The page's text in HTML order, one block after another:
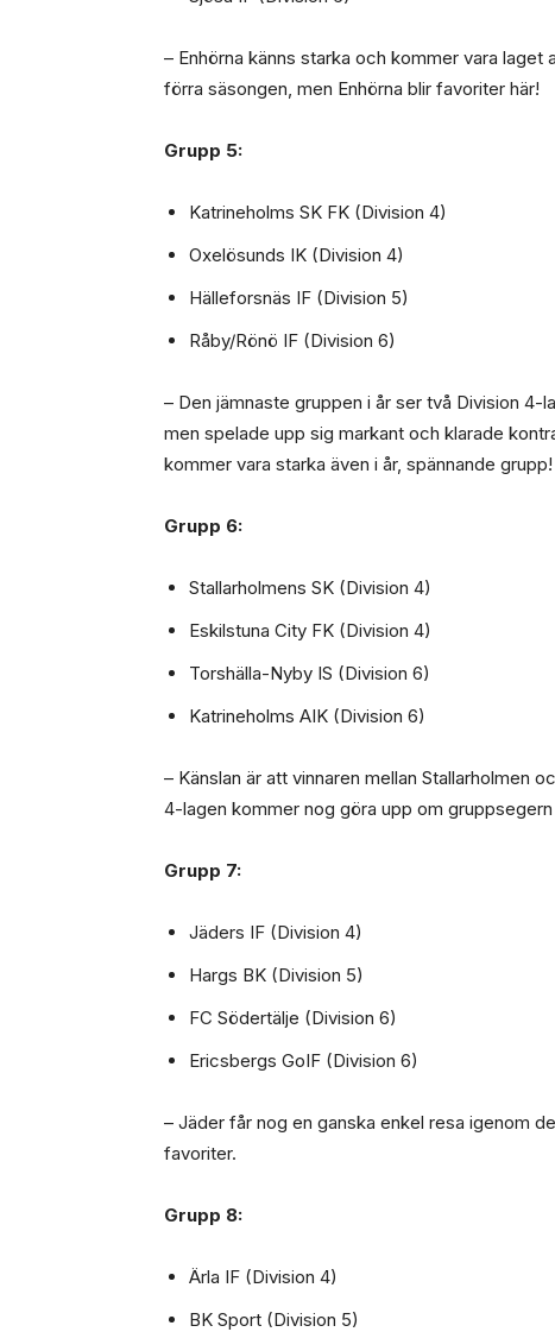
– Enhörna känns starka och kommer vara
förra säsongen, men Enhörna blir favoriter här!
Grupp 5:
Katrineholms SK FK (Division 4)
Oxelösunds IK (Division 4)
Hälleforsnäs IF (Division 5)
Råby/Rönö IF (Division 6)
– Den jämnaste gruppen i år ser två Division
men spelade upp sig markant och klarade
kommer vara starka även i år, spännande grupp!
Grupp 6:
Stallarholmens SK (Division 4)
Eskilstuna City FK (Division 4)
Torshälla-Nyby IS (Division 6)
Katrineholms AIK (Division 6)
– Känslan är att vinnaren mellan Stallarholmen
4-lagen kommer nog göra upp om gruppsegern
Grupp 7:
Jäders IF (Division 4)
Hargs BK (Division 5)
FC Södertälje (Division 6)
Ericsbergs GoIF (Division 6)
– Jäder får nog en ganska enkel resa igenom
favoriter.
Grupp 8:
Ärla IF (Division 4)
BK Sport (Division 5)